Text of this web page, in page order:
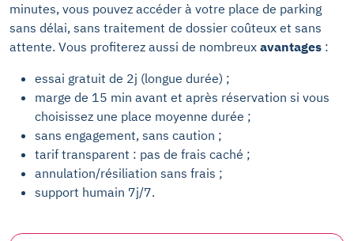
minutes, vous pouvez accéder à votre place de parking
sans délai, sans traitement de dossier coûteux et sans
attente. Vous profiterez aussi de nombreux avantages :
essai gratuit de 2j (longue durée) ;
marge de 15 min avant et après réservation si vous
choisissez une place moyenne durée ;
sans engagement, sans caution ;
tarif transparent : pas de frais caché ;
annulation/résiliation sans frais ;
support humain 7j/7.